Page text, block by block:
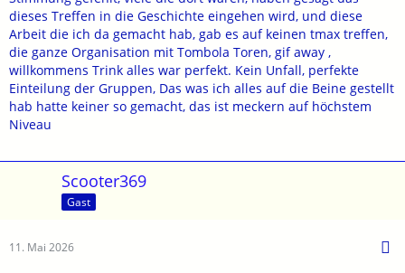
und hilfreich.
Die Treffen bei Shiwa genial.
Mein letztes Treffen war 2018 in Damüls, auch da waren sich
nicht mehr alle grün, die Stimmung fehlte.
Das Menschen das Fahrzeug wechseln, ist der Lauf der Dinge.
Aber Robo, diese Treffen im Schwarzwald waren immer ein
schöner Saisonabschluß.
es gestört ?
Viele sind auch von uns gegangen oder haben ein Alter, das es
ihnen nicht leicht macht teilzunehmen.
Vielleicht gibt es ja ein Neuanfang, die Hoffnung stirbt zuletzt.
dieses Treffen in die Geschichte eingehen wird, und diese
Arbeit die ich da gemacht hab, gab es auf keinen tmax treffen,
die ganze Organisation mit Tombola Toren, gif away ,
willkommens Trink alles war perfekt. Kein Unfall, perfekte
Einteilung der Gruppen, Das was ich alles auf die Beine gestellt
hab hatte keiner so gemacht, das ist meckern auf höchstem
Niveau
Scooter369
Gast
11. Mai 2026